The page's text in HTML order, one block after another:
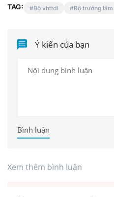
TAG: Bộ vhttdl Bộ trưởng
Ý kiến của bạn
Bình luận
Xem thêm bình luận